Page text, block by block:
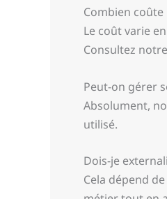
Combien coûte
Le coût varie
Consultez
Peut-on gérer
Absolument,
utilisé.
Dois-je
Cela dépend